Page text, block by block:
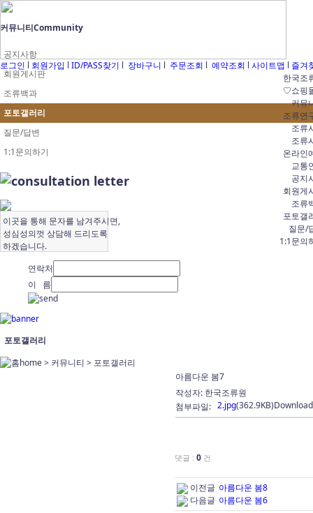
로그인 l 회원가입 l ID/PASS찾기 l 장바구니 l 주문조회 l 예약조회 l 사이트맵 l 즐겨
한국조
♡쇼핑
커뮤
조류연
조류
조류
온라인
교통
공지
회원게
조류
포토갤
질문/
1:1문의
커뮤니티Community
공지사항
회원게시판
조류백과
포토갤러리
질문/답변
1:1문의하기
이곳을 통해 문자를 남겨주시면,
성심성의껏 상담해 드리도록
하겠습니다.
연락처
이 름
포토갤러리
home > 커뮤니티 > 포토갤러리
아름다운 봄7
작성자: 한국조류원
첨부파일: 2.jpg(362.9KB)
댓글 : 0 건
이전글 아름다운 봄8
다음글 아름다운 봄6